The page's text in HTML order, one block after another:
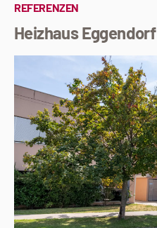
REFERENZEN
Heizhaus Eggendorf